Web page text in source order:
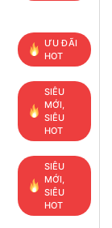
ƯU ĐÃI
HOT
SIÊU
MỚI,
SIÊU
HOT
SIÊU
MỚI,
SIÊU
HOT